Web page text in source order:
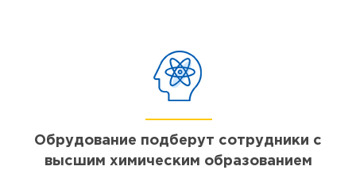
Обрудование подберут сотрудники с
высшим химическим образованием